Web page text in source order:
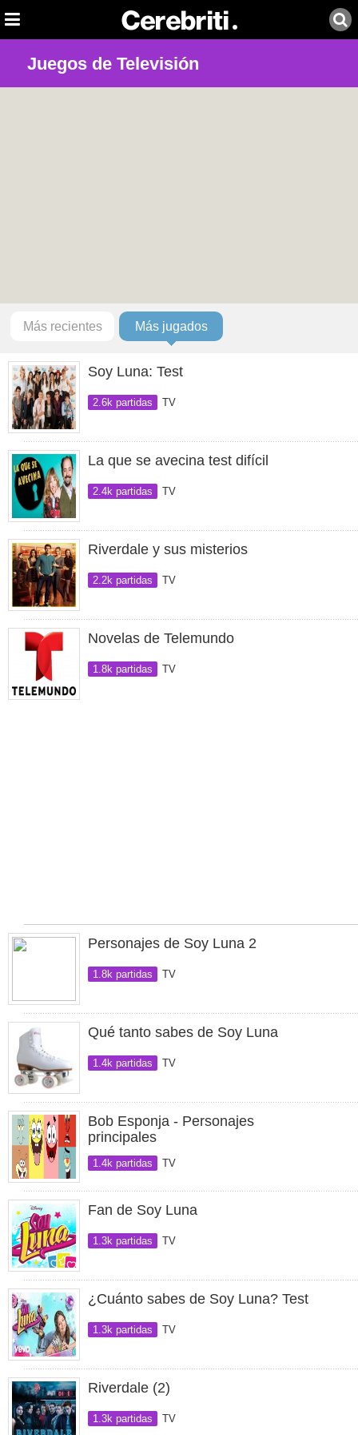
Juegos de Televisión
Más recientes Más jugados
Soy Luna: Test
2.6k partidas TV
La que se avecina test difícil
2.4k partidas TV
Riverdale y sus misterios
2.2k partidas TV
Novelas de Telemundo
1.8k partidas TV
Personajes de Soy Luna 2
1.8k partidas TV
Qué tanto sabes de Soy Luna
1.4k partidas TV
Bob Esponja - Personajes
principales
1.4k partidas TV
Fan de Soy Luna
1.3k partidas TV
¿Cuánto sabes de Soy Luna? Test
1.3k partidas TV
Riverdale (2)
1.3k partidas TV